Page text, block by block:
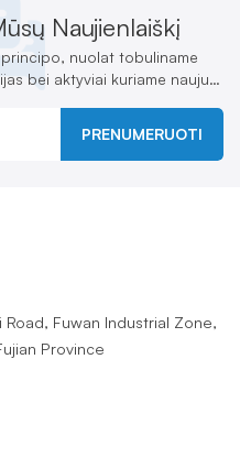
Naujienlaiškį
nuolat tobuliname
bei aktyviai kuriame naujus
PRENUMERUOTI
Road, Fuwan Industrial Zone,
Province